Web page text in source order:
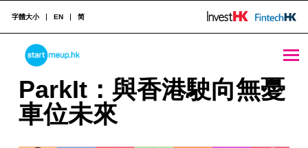
ParkIt：與香港駛向無憂車位未來 - StartmeupHK
STARTMEUPHK
STARTMEUPHK FESTIVAL IS THE LEADING STARTUP AND INNOVATION CONFERENCE EVENT IN HONG KONG
字體大小 EN 简
P
a
ParkIt：與香港駛向無憂
車位未來